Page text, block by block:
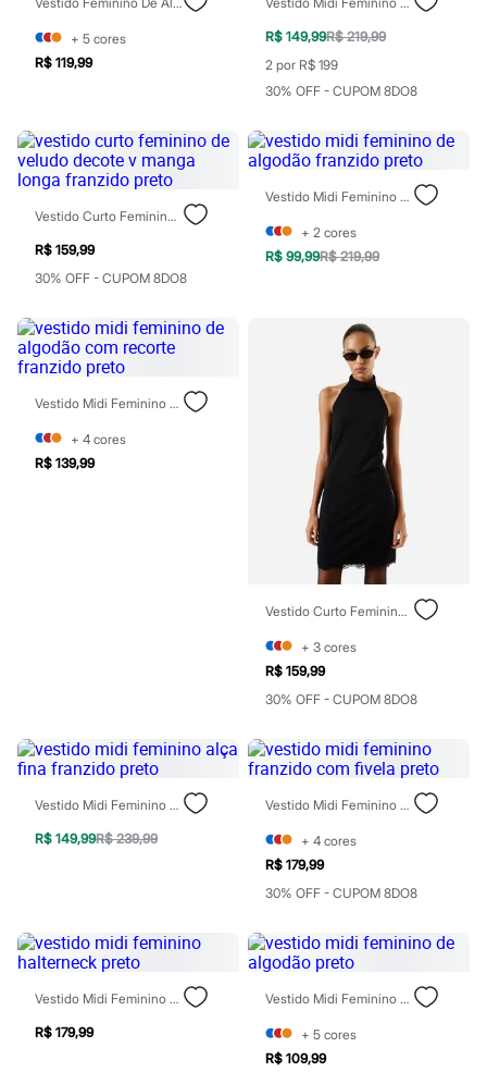
Sonic
Stitch
Beleza
Novidades
Cabelos
Condicionador
Escovas e Pentes
Finalizadores
Tratamento
Cuidados com o corpo
Hidratante
Tratamento
Cuidados com o rosto
Esfoliante
Protetor solar
Tônicos
Maquiagens
Base
Fran by Franciny Ehlke
Jean Paul Gaultier
Lancôme
Mari Maria
Niina Secrets
Vizzela
Vult
Perfumes
Perfumes femininos
Perfumes masculinos
+ 5 cores
R$ 119,99
R$ 149,99R$ 219,99
2 por R$ 199
30% OFF - CUPOM 8DO8
Vestido Curto Feminino De Veludo Decote V Manga Longa Franzido Preto
R$ 159,99
30% OFF - CUPOM 8DO8
Vestido Midi Feminino De Algodão Franzido Preto
+ 2 cores
R$ 99,99R$ 219,99
Vestido Midi Feminino De Algodão Com Recorte Franzido Preto
+ 4 cores
R$ 139,99
Vestido Curto Feminino Com Renda Frente Única Preto
+ 3 cores
R$ 159,99
30% OFF - CUPOM 8DO8
Vestido Midi Feminino Alça Fina Franzido Preto
R$ 149,99R$ 239,99
Vestido Midi Feminino Franzido Com Fivela Preto
+ 4 cores
R$ 179,99
30% OFF - CUPOM 8DO8
Vestido Midi Feminino Halterneck Preto
R$ 179,99
Vestido Midi Feminino De Algodão Preto
+ 5 cores
R$ 109,99